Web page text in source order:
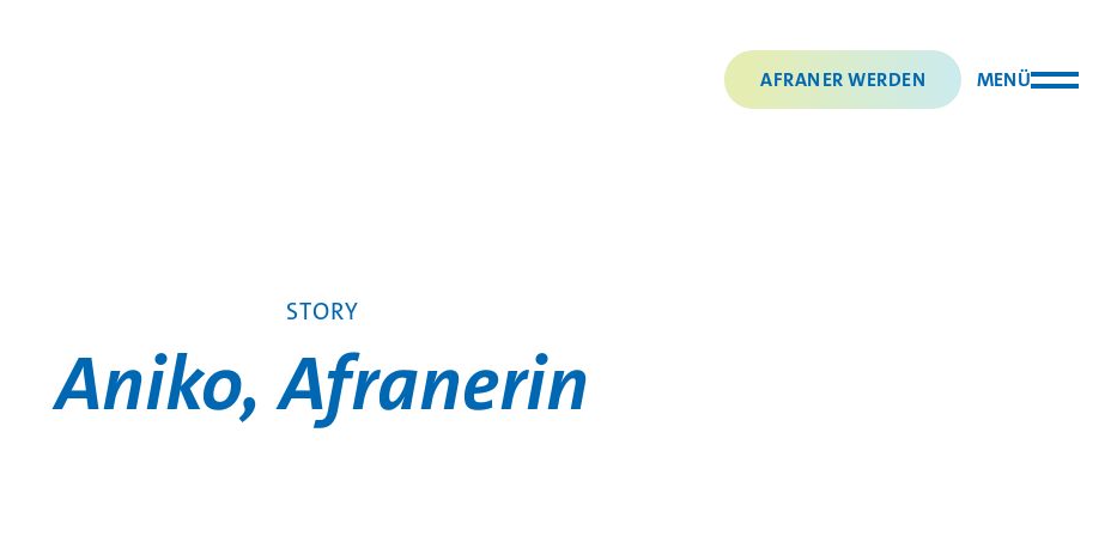
AFRANER WERDEN MENÜ
STORY
Aniko, Afranerin